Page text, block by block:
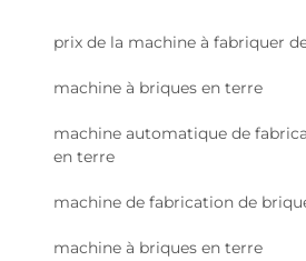
prix de la machine à fabriquer
machine à briques en terre
machine automatique de
en terre
machine de fabrication de
machine à briques en terre